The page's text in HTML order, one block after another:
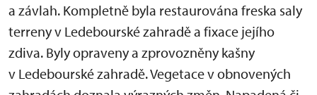
a závlah. Kompletně byla restaurována freska saly
terreny v Ledebourské zahradě a fixace jejího
zdiva. Byly opraveny a zprovozněny kašny
v Ledebourské zahradě. Vegetace v obnovených